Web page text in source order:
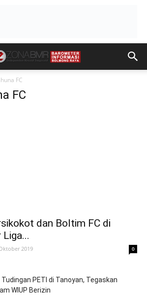
FC
FC
dan Boltim FC di
Liga...
2019 0
PETI di Tanoyan, Tegaskan
WIUP Berizin